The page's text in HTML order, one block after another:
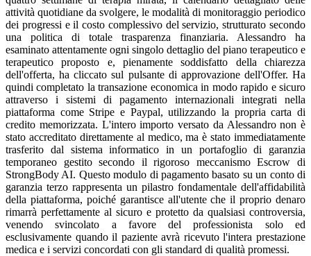
attività quotidiane da svolgere, le modalità di monitoraggio periodico
dei progressi e il costo complessivo del servizio, strutturato secondo
una politica di totale trasparenza finanziaria. Alessandro ha
esaminato attentamente ogni singolo dettaglio del piano terapeutico e
terapeutico proposto e, pienamente soddisfatto della chiarezza
dell'offerta, ha cliccato sul pulsante di approvazione dell'Offer. Ha
quindi completato la transazione economica in modo rapido e sicuro
attraverso i sistemi di pagamento internazionali integrati nella
piattaforma come Stripe e Paypal, utilizzando la propria carta di
credito memorizzata. L'intero importo versato da Alessandro non è
stato accreditato direttamente al medico, ma è stato immediatamente
trasferito dal sistema informatico in un portafoglio di garanzia
temporaneo gestito secondo il rigoroso meccanismo Escrow di
StrongBody AI. Questo modulo di pagamento basato su un conto di
garanzia terzo rappresenta un pilastro fondamentale dell'affidabilità
della piattaforma, poiché garantisce all'utente che il proprio denaro
rimarrà perfettamente al sicuro e protetto da qualsiasi controversia,
venendo svincolato a favore del professionista solo ed
esclusivamente quando il paziente avrà ricevuto l'intera prestazione
medica e i servizi concordati con gli standard di qualità promessi.